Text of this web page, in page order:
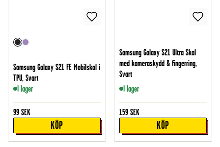
Samsung Galaxy S21 FE Mobilskal i
TPU, Svart
I lager
99 SEK
KÖP
Samsung Galaxy S21 Ultra Skal
med kameraskydd & fingerring,
Svart
I lager
159 SEK
KÖP